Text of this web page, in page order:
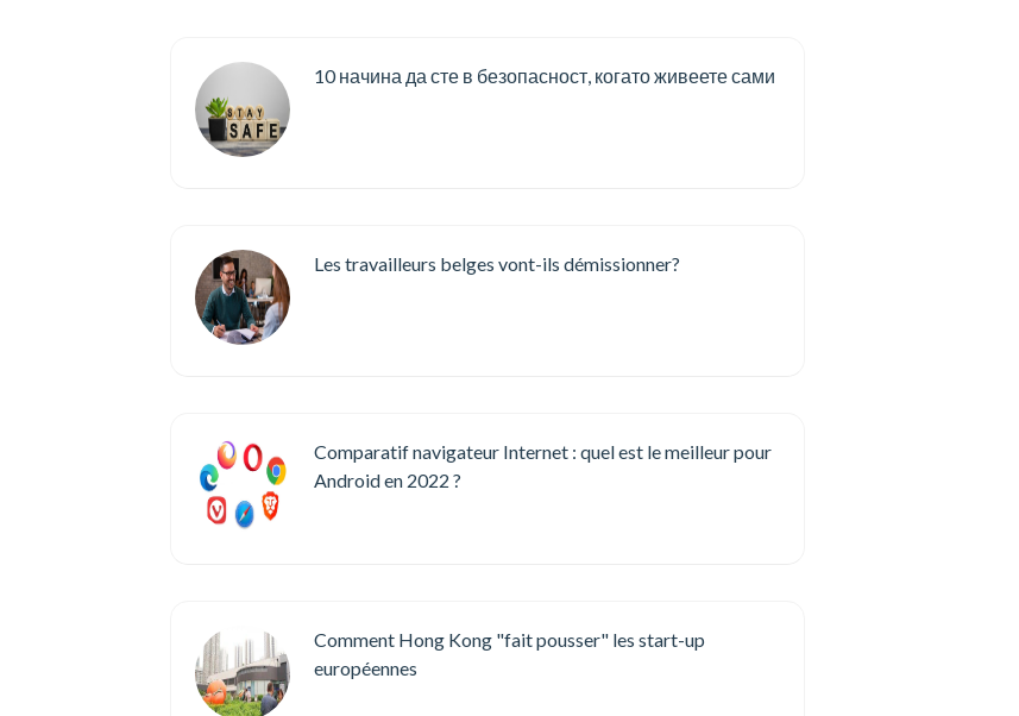
10 начина да сте в безопасност, когато живеете сами
Les travailleurs belges vont-ils démissionner?
Comparatif navigateur Internet : quel est le meilleur pour
Android en 2022 ?
Comment Hong Kong "fait pousser" les start-up
européennes